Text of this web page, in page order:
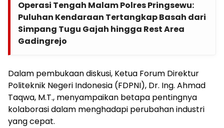
Operasi Tengah Malam Polres Pringsewu:
Puluhan Kendaraan Tertangkap Basah dari
Simpang Tugu Gajah hingga Rest Area
Gadingrejo
Dalam pembukaan diskusi, Ketua Forum Direktur
Politeknik Negeri Indonesia (FDPNI), Dr. Ing. Ahmad
Taqwa, M.T., menyampaikan betapa pentingnya
kolaborasi dalam menghadapi perubahan industri
yang cepat.